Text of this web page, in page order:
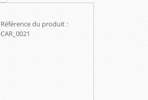
Référence du produit :
CAR_0021